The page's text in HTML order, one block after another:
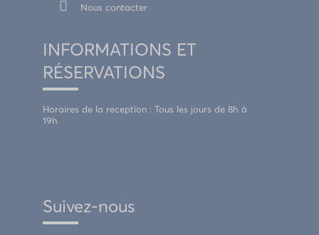
Nous contacter
INFORMATIONS ET
RÉSERVATIONS
Horaires de la reception : Tous les jours de 8h à
19h
Suivez-nous